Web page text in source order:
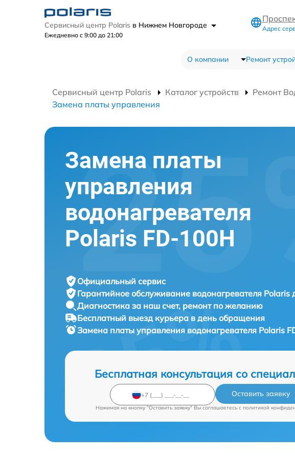
Сервисный центр Polaris в Нижнем Новгороде
Ежедневно с 9:00 до 21:00
Адрес
О компании Ремонт
Сервисный центр Polaris Каталог устройств Ремонт
Замена платы управления
Замена платы
управления
водонагревателя
Polaris FD-100H
Официальный сервис
Гарантийное обслуживание водонагревателя Polaris
Диагностика за наш счет, ремонт по желанию
Бесплатный выезд курьера в день обращения
Замена платы управления водонагревателя Polaris
Бесплатная консультация со
Оставить заявку
Нажимая на кнопку "Оставить заявку" Вы соглашаетесь c политикой